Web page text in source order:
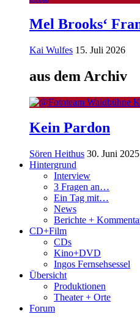
Mel Brooks‘
Kai Wulfes 15. Juli 2026
aus dem Archiv
Kein Pardon
Sören Heithus 30. Juni 2025
Hintergrund
Interview
3 Fragen an…
Ein Tag mit…
News
Berichte +
CD+Film
CDs
Kino+DVD
Ingos Fernsehsessel
Übersicht
Produktionen
Theater + Orte
Forum